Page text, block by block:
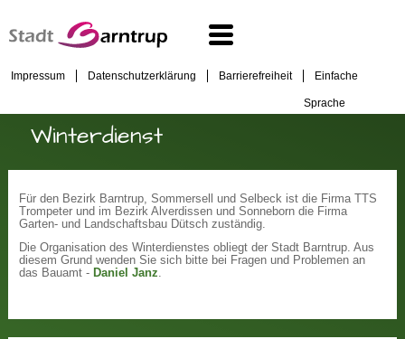
Impressum Datenschutzerklärung Barrierefreiheit Einfache
Sprache
Winterdienst
Für den Bezirk Barntrup, Sommersell und Selbeck ist die Firma TTS
Trompeter und im Bezirk Alverdissen und Sonneborn die Firma
Garten- und Landschaftsbau Dütsch zuständig.
Die Organisation des Winterdienstes obliegt der Stadt Barntrup. Aus
diesem Grund wenden Sie sich bitte bei Fragen und Problemen an
das Bauamt - Daniel Janz.